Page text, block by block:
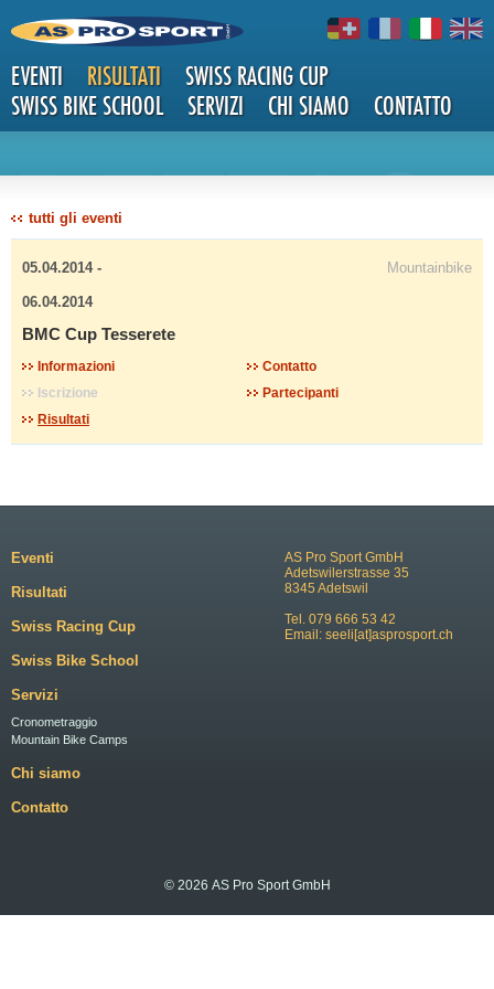
EVENTI RISULTATI
SWISS RACING CUP
SWISS BIKE SCHOOL
SERVIZI CHI SIAMO CONTATTO
DETTAG
LI
tutti gli eventi
05.04.2014 -
06.04.2014
Mountainbike
BMC Cup Tesserete
Informazioni
Contatto
Iscrizione
Partecipanti
Risultati
AS Pro Sport GmbH
Adetswilerstrasse 35
8345 Adetswil
Tel. 079 666 53 42
Email: seeli[at]asprosport.ch
Eventi
Risultati
Swiss Racing Cup
Swiss Bike School
Servizi
Cronometraggio
Mountain Bike Camps
Chi siamo
Contatto
© 2026 AS Pro Sport GmbH